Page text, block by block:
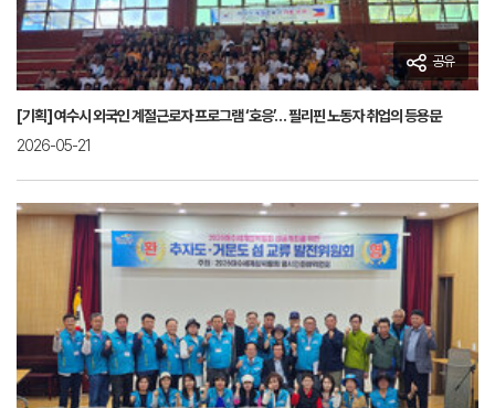
공유
[기획] 여수시 외국인 계절근로자 프로그램 ‘호응’… 필리핀 노동자 취업의 등용문
2026-05-21